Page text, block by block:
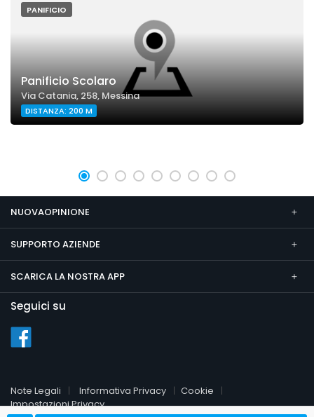
PANIFICIO
Panificio Scolaro
Via Catania, 258, Messina
DISTANZA: 200 M
NUOVAOPINIONE
SUPPORTO AZIENDE
SCARICA LA NOSTRA APP
Seguici su
Note Legali Informativa Privacy
Cookie
Impostazioni Privacy